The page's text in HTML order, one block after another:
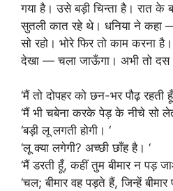
गया है। उसे बड़ी चिन्ता है। रात के
सुतली कात रहे थे। धनिया ने कहा
सो रहो। भोरे फिर तो काम करना
देखा — चला जाऊँगा। अभी तो दस
‘मैं तो दोपहर को छन-भर पौढ़ रहती
‘मैं भी चबेना करके पेड़ के नीचे सो
‘बड़ी लू लगती होगी। ‘
‘लू क्या लगेगी? अच्छी छाँह है। ‘
‘मैं डरती हूँ, कहीं तुम बीमार न पड़
‘चल; बीमार वह पड़ते हैं, जिन्हें